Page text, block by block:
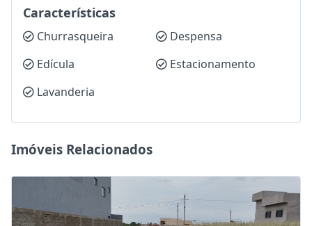
Características
Churrasqueira
Despensa
Edícula
Estacionamento
Lavanderia
Imóveis Relacionados